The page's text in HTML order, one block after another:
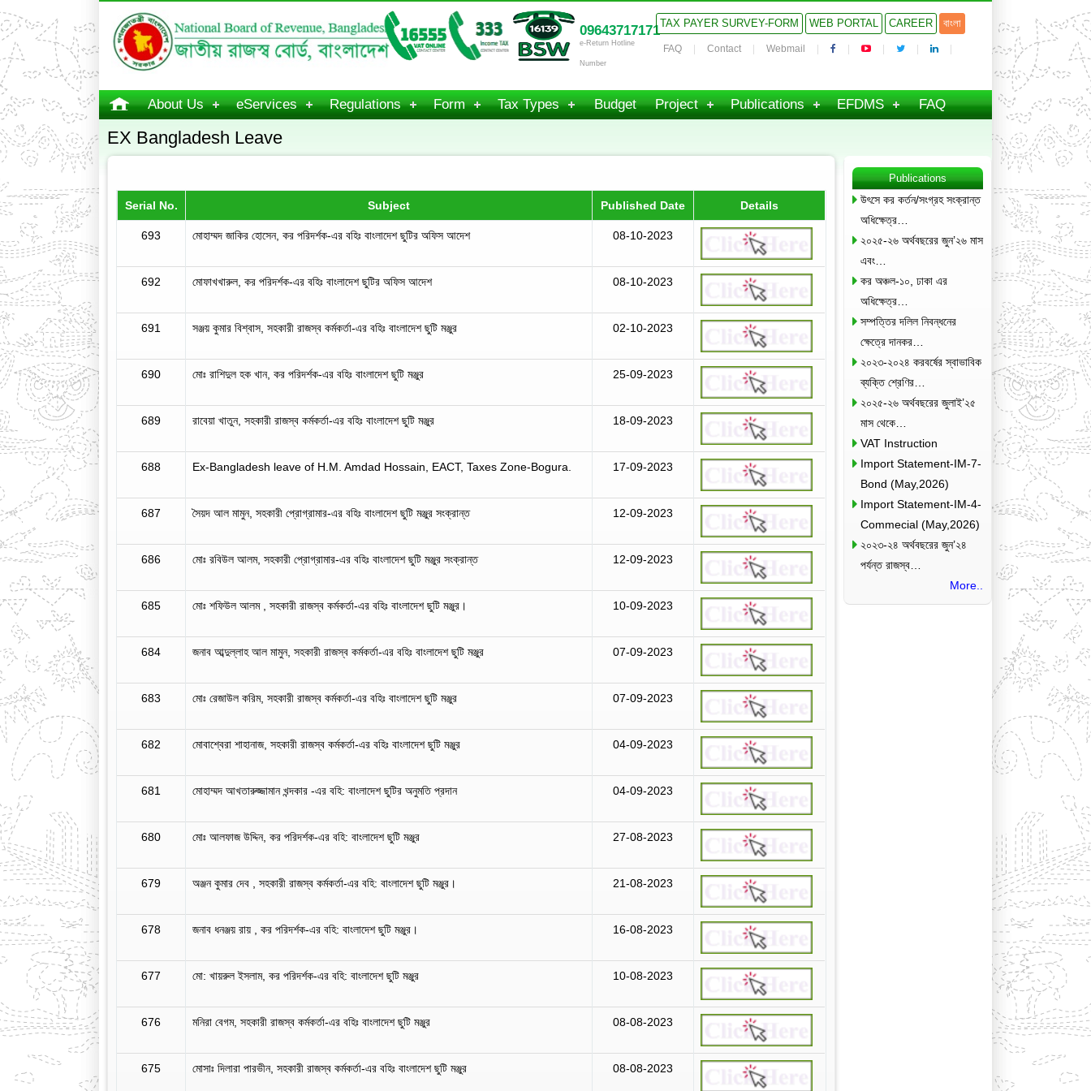
09643717171
e-Return Hotline
Number
TAX PAYER SURVEY-FORM WEB PORTAL CAREER বাংলা
FAQ Contact Webmail
About Us eServices Regulations Form Tax Types Budget Project Publications EFDMS FAQ
EX Bangladesh Leave
Serial No. Subject Published Date Details
693 মোহাম্মদ জাকির হোসেন, কর পরিদর্শক-এর বহিঃ বাংলাদেশ ছুটির অফিস আদেশ 08-10-2023
692 মোফাখখারুল, কর পরিদর্শক-এর বহিঃ বাংলাদেশ ছুটির অফিস আদেশ 08-10-2023
691 সঞ্জয় কুমার বিশ্বাস, সহকারী রাজস্ব কর্মকর্তা-এর বহিঃ বাংলাদেশ ছুটি মঞ্জুর 02-10-2023
690 মোঃ রাশিদুল হক খান, কর পরিদর্শক-এর বহিঃ বাংলাদেশ ছুটি মঞ্জুর 25-09-2023
689 রাবেয়া খাতুন, সহকারী রাজস্ব কর্মকর্তা-এর বহিঃ বাংলাদেশ ছুটি মঞ্জুর 18-09-2023
688 Ex-Bangladesh leave of H.M. Amdad Hossain, EACT, Taxes Zone-Bogura. 17-09-2023
687 সৈয়দ আল মামুন, সহকারী প্রোগ্রামার-এর বহিঃ বাংলাদেশ ছুটি মঞ্জুর সংক্রান্ত 12-09-2023
686 মোঃ রবিউল আলম, সহকারী প্রোগ্রামার-এর বহিঃ বাংলাদেশ ছুটি মঞ্জুর সংক্রান্ত 12-09-2023
685 মোঃ শফিউল আলম , সহকারী রাজস্ব কর্মকর্তা-এর বহিঃ বাংলাদেশ ছুটি মঞ্জুর। 10-09-2023
684 জনাব আব্দুল্লাহ আল মামুন, সহকারী রাজস্ব কর্মকর্তা-এর বহিঃ বাংলাদেশ ছুটি মঞ্জুর 07-09-2023
683 মোঃ রেজাউল করিম, সহকারী রাজস্ব কর্মকর্তা-এর বহিঃ বাংলাদেশ ছুটি মঞ্জুর 07-09-2023
682 মোবাশ্বেরা শাহানাজ, সহকারী রাজস্ব কর্মকর্তা-এর বহিঃ বাংলাদেশ ছুটি মঞ্জুর 04-09-2023
681 মোহাম্মদ আখতারুজ্জামান খন্দকার -এর বহি: বাংলাদেশ ছুটির অনুমতি প্রদান 04-09-2023
680 মোঃ আলফাজ উদ্দিন, কর পরিদর্শক-এর বহি: বাংলাদেশ ছুটি মঞ্জুর 27-08-2023
679 অঞ্জন কুমার দেব , সহকারী রাজস্ব কর্মকর্তা-এর বহি: বাংলাদেশ ছুটি মঞ্জুর। 21-08-2023
678 জনাব ধনঞ্জয় রায় , কর পরিদর্শক-এর বহি: বাংলাদেশ ছুটি মঞ্জুর। 16-08-2023
677 মো: খায়রুল ইসলাম, কর পরিদর্শক-এর বহি: বাংলাদেশ ছুটি মঞ্জুর 10-08-2023
676 মনিরা বেগম, সহকারী রাজস্ব কর্মকর্তা-এর বহিঃ বাংলাদেশ ছুটি মঞ্জুর 08-08-2023
675 মোসাঃ দিলারা পারভীন, সহকারী রাজস্ব কর্মকর্তা-এর বহিঃ বাংলাদেশ ছুটি মঞ্জুর 08-08-2023
Publications
উৎসে কর কর্তন/সংগ্রহ সংক্রান্ত
অধিক্ষেত্র…
২০২৫-২৬ অর্থবছরের জুন’২৬ মাস
এবং…
কর অঞ্চল-১০, ঢাকা এর
অধিক্ষেত্র…
সম্পত্তির দলিল নিবন্ধনের
ক্ষেত্রে দানকর…
২০২৩-২০২৪ করবর্ষের স্বাভাবিক
ব্যক্তি শ্রেণির…
২০২৫-২৬ অর্থবছরের জুলাই’২৫
মাস থেকে…
VAT Instruction
Import Statement-IM-7-
Bond (May,2026)
Import Statement-IM-4-
Commecial (May,2026)
২০২৩-২৪ অর্থবছরের জুন’২৪
পর্যন্ত রাজস্ব…
More..